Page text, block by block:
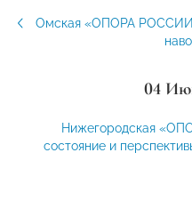
Омская «ОПОРА
04
Нижегородская
состояние и